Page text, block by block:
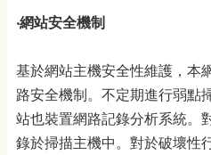
‧網站安全機制
基於網站主機安全性維護，本
路安全機制。不定期進行弱點
站也裝置網路記錄分析系統。
錄於掃描主機中。對於破壞性